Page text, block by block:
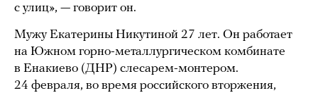
с улиц», — говорит он.
Мужу Екатерины Никутиной 27 лет. Он работает
на Южном горно-металлургическом комбинате
в Енакиево (ДНР) слесарем-монтером.
24 февраля, во время российского вторжения,